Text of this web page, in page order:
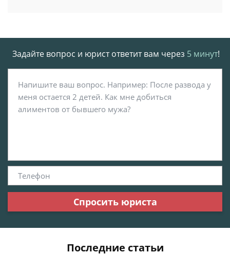
Задайте вопрос и юрист ответит вам через 5 минут!
Спросить юриста
Последние статьи